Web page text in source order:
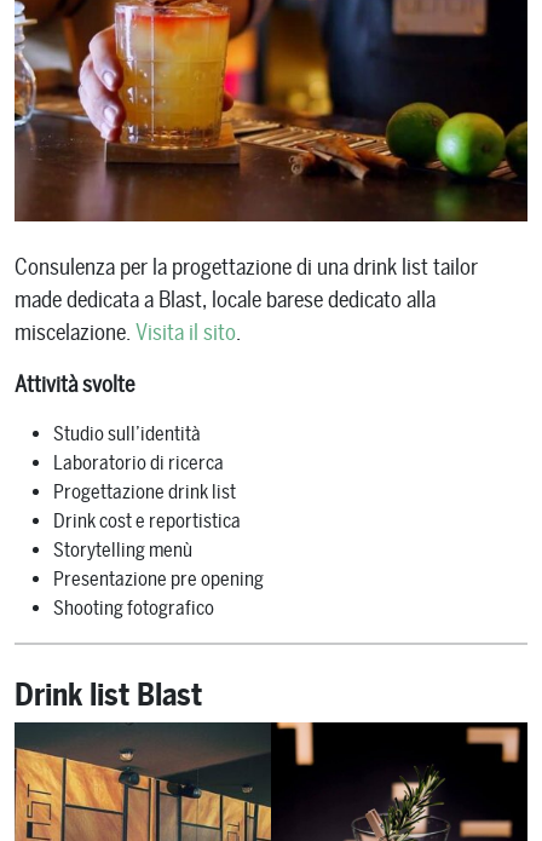
Consulenza per la progettazione di una drink list tailor
made dedicata a Blast, locale barese dedicato alla
miscelazione. Visita il sito
Attività svolte
Studio sull’identità
Laboratorio di ricerca
Progettazione drink list
Drink cost e reportistica
Storytelling menù
Presentazione pre opening
Shooting fotografico
Drink list Blast